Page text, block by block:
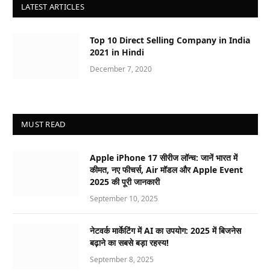
LATEST ARTICLES
Top 10 Direct Selling Company in India
2021 in Hindi
December 7, 2020
MUST READ
Apple iPhone 17 सीरीज लॉन्च: जानें भारत में
कीमत, नए फीचर्स, Air मॉडल और Apple Event
2025 की पूरी जानकारी
September 10, 2025
नेटवर्क मार्केटिंग में AI का उपयोग: 2025 में बिजनेस
बढ़ाने का सबसे बड़ा रहस्य!
September 8, 2025